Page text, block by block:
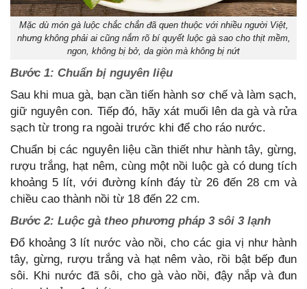
Mặc dù món gà luộc chắc chắn đã quen thuộc với nhiều người Việt,
nhưng không phải ai cũng nắm rõ bí quyết luộc gà sao cho thịt mềm,
ngon, không bị bở, da giòn mà không bị nứt
Bước 1: Chuẩn bị nguyên liệu
Sau khi mua gà, bạn cần tiến hành sơ chế và làm sạch,
giữ nguyên con. Tiếp đó, hãy xát muối lên da gà và rửa
sạch từ trong ra ngoài trước khi để cho ráo nước.
Chuẩn bị các nguyên liệu cần thiết như hành tây, gừng,
rượu trắng, hạt nêm, cùng một nồi luộc gà có dung tích
khoảng 5 lít, với đường kính đáy từ 26 đến 28 cm và
chiều cao thành nồi từ 18 đến 22 cm.
Bước 2: Luộc gà theo phương pháp 3 sôi 3 lạnh
Đổ khoảng 3 lít nước vào nồi, cho các gia vị như hành
tây, gừng, rượu trắng và hạt nêm vào, rồi bật bếp đun
sôi. Khi nước đã sôi, cho gà vào nồi, đậy nắp và đun